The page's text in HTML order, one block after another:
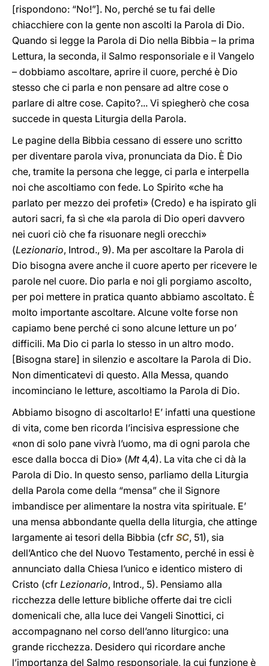
[rispondono: “No!”]. No, perché se tu fai delle
chiacchiere con la gente non ascolti la Parola di Dio.
Quando si legge la Parola di Dio nella Bibbia – la prima
Lettura, la seconda, il Salmo responsoriale e il Vangelo
– dobbiamo ascoltare, aprire il cuore, perché è Dio
stesso che ci parla e non pensare ad altre cose o
parlare di altre cose. Capito?... Vi spiegherò che cosa
succede in questa Liturgia della Parola.
Le pagine della Bibbia cessano di essere uno scritto
per diventare parola viva, pronunciata da Dio. È Dio
che, tramite la persona che legge, ci parla e interpella
noi che ascoltiamo con fede. Lo Spirito «che ha
parlato per mezzo dei profeti» (Credo) e ha ispirato gli
autori sacri, fa sì che «la parola di Dio operi davvero
nei cuori ciò che fa risuonare negli orecchi»
(Lezionario, Introd., 9). Ma per ascoltare la Parola di
Dio bisogna avere anche il cuore aperto per ricevere le
parole nel cuore. Dio parla e noi gli porgiamo ascolto,
per poi mettere in pratica quanto abbiamo ascoltato. È
molto importante ascoltare. Alcune volte forse non
capiamo bene perché ci sono alcune letture un po’
difficili. Ma Dio ci parla lo stesso in un altro modo.
[Bisogna stare] in silenzio e ascoltare la Parola di Dio.
Non dimenticatevi di questo. Alla Messa, quando
incominciano le letture, ascoltiamo la Parola di Dio.
Abbiamo bisogno di ascoltarlo! E’ infatti una questione
di vita, come ben ricorda l’incisiva espressione che
«non di solo pane vivrà l’uomo, ma di ogni parola che
esce dalla bocca di Dio» (Mt4,4). La vita che ci dà la
Parola di Dio. In questo senso, parliamo della Liturgia
della Parola come della “mensa” che il Signore
imbandisce per alimentare la nostra vita spirituale. E’
una mensa abbondante quella della liturgia, che attinge
largamente ai tesori della Bibbia (cfr SC, 51), sia
dell’Antico che del Nuovo Testamento, perché in essi è
annunciato dalla Chiesa l’unico e identico mistero di
Cristo (cfr Lezionario, Introd., 5). Pensiamo alla
ricchezza delle letture bibliche offerte dai tre cicli
domenicali che, alla luce dei Vangeli Sinottici, ci
accompagnano nel corso dell’anno liturgico: una
grande ricchezza. Desidero qui ricordare anche
l’importanza del Salmo responsoriale, la cui funzione è